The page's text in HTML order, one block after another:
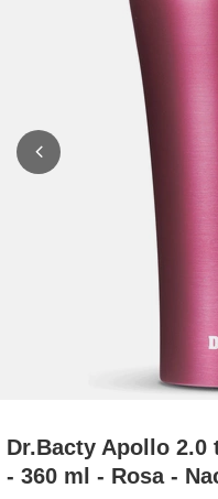
Dr.Bacty Apollo
- 360 ml - Rosa -